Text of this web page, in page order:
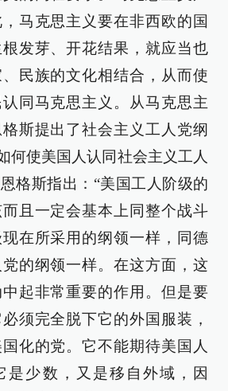
马克思主义要在非西欧的国
发芽、开花结果，就应当也
民族的文化相结合，从而使
同马克思主义。从马克思主
斯提出了社会主义工人党纲
何使美国人认同社会主义工人
格斯指出：“美国工人阶级的
且一定会基本上同整个战斗
在所采用的纲领一样，同德
的纲领一样。在这方面，这
起非常重要的作用。但是要
须完全脱下它的外国服装，
化的党。它不能期待美国人
是少数，又是移自外域，因